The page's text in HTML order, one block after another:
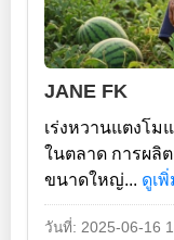
JANE FK
เร่งหวานแตงโ
ในตลาด การผลิ
ขนาดใหญ่... ดูเพิ่
วันที่: 2025-06-16